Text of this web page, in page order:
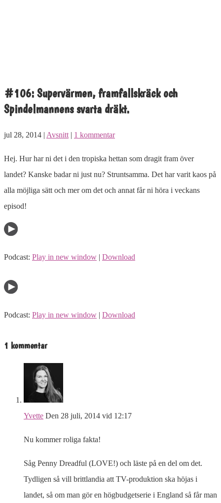
#106: Supervärmen, framfallskräck och
Spindelmannens svarta dräkt.
jul 28, 2014 | Avsnitt | 1 kommentar
Hej. Hur har ni det i den tropiska hettan som dragit fram över
landet? Kanske badar ni just nu? Struntsamma. Det har varit kaos på
alla möjliga sätt och mer om det och annat får ni höra i veckans
episod!
Podcast: Play in new window | Download
Podcast: Play in new window | Download
1 kommentar
Yvette Den 28 juli, 2014 vid 12:17
Nu kommer roliga fakta!
Såg Penny Dreadful (LOVE!) och läste på en del om det.
Tydligen så vill brittlandia att TV-produktion ska höjas i
landet, så om man gör en högbudgetserie i England så får man